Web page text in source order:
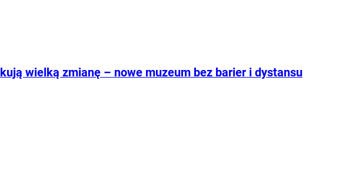
wielką zmianę – nowe muzeum bez barier i dystansu